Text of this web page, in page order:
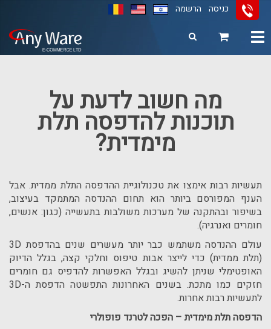
11
12
13
כניסה הרשמה
Toggle
מה חשוב לדעת על
תוכנות להדפסה תלת
מימדית?
תעשיות רבות אימצו את טכנולוגיית ההדפסה התלת ממדית. אבל
הענף המפורסם ביותר הוא תחום ההנדסה המתמקד בעיצוב,
בשיפור ובהתקנה של מערכות משולבות בתעשייה (כגון: אנשים,
חומרים ואנרגיה).
עולם ההנדסה משתמש כבר יותר מעשרים שנים בהדפסת 3D
(תלת ממדית) כדי לייצר אבות טיפוס וחלקי קצה, בגלל הדיוק
האופטימלי שניתן להשיג ובגלל האפשרות להדפיס גם חומרים
חזקים כמו מתכת. בשנים האחרונות התפשטה הדפסת ה-3D
לתעשיות רבות אחרות.
הדפסה תלת מימדית – הפכה לטרנד פופולרי